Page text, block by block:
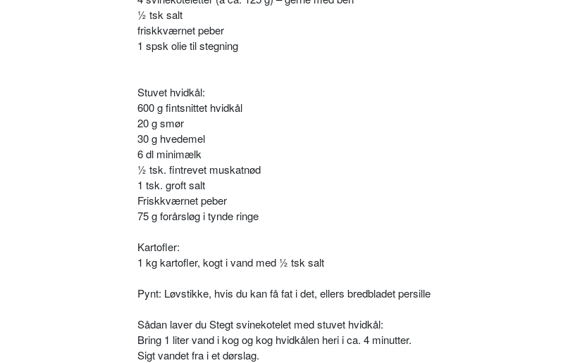
½ tsk salt
friskkværnet peber
1 spsk olie til stegning
Stuvet hvidkål:
600 g fintsnittet hvidkål
20 g smør
30 g hvedemel
6 dl minimælk
½ tsk. fintrevet muskatnød
1 tsk. groft salt
Friskkværnet peber
75 g forårsløg i tynde ringe
Kartofler:
1 kg kartofler, kogt i vand med ½ tsk salt
Pynt: Løvstikke, hvis du kan få fat i det, ellers bredbladet persille
Sådan laver du Stegt svinekotelet med stuvet hvidkål:
Bring 1 liter vand i kog og kog hvidkålen heri i ca. 4 minutter.
Sigt vandet fra i et dørslag.